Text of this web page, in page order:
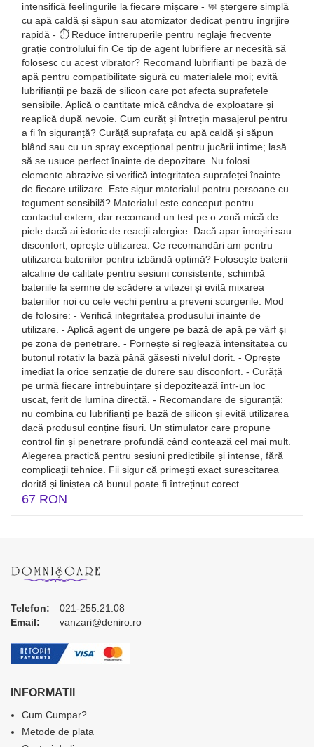
intensifică feelingurile la fiecare mișcare - 🧼 ștergere simplă
cu apă caldă și săpun sau atomizator dedicat pentru îngrijire
rapidă - ⏱️ Reduce întreruperile pentru reglaje frecvente
grație controlului fin Ce tip de agent lubrifiere ar necesită să
folosesc cu acest vibrator? Recomand lubrifianți pe bază de
apă pentru compatibilitate sigură cu materialele moi; evită
lubrifianții pe bază de silicon care pot afecta suprafețele
sensibile. Aplică o cantitate mică cândva de exploatare și
reaplică după nevoie. Cum curăț și întrețin masajerul pentru
a fi în siguranță? Curăță suprafața cu apă caldă și săpun
blând sau cu un spray excepțional pentru jucării intime; lasă
să se usuce perfect înainte de depozitare. Nu folosi
elemente abrazive și verifică integritatea suprafeței înainte
de fiecare utilizare. Este sigur materialul pentru persoane cu
tegument sensibilă? Materialul este conceput pentru
contactul extern, dar recomand un test pe o zonă mică de
piele dacă ai istoric de reacții alergice. Dacă apar înroșiri sau
disconfort, oprește utilizarea. Ce recomandări am pentru
utilizarea bateriilor pentru izbândă optimă? Folosește baterii
alcaline de calitate pentru sesiuni consistente; schimbă
bateriile la semne de scădere a vitezei și evită mixarea
bateriilor noi cu cele vechi pentru a preveni scurgerile. Mod
de folosire: - Verifică integritatea produsului înainte de
utilizare. - Aplică agent de ungere pe bază de apă pe vârf și
pe zona de penetrare. - Pornește și reglează intensitatea cu
butonul rotativ la bază până găsești nivelul dorit. - Oprește
imediat la orice senzație de durere sau disconfort. - Curăță
pe urmă fiecare întrebuințare și depozitează într-un loc
uscat, ferit de lumina directă. - Recomandare de siguranță:
nu combina cu lubrifianți pe bază de silicon și evită utilizarea
dacă produsul conține fisuri. Un stimulator care propune
control fin și penetrare profundă când contează cel mai mult.
Alegerea practică pentru sesiuni predictibile și intense, fără
complicații tehnice. Fii sigur că primești exact surescitarea
dorită și liniștea că bunul poate fi întreținut corect.
67 RON
Telefon:
021-255.21.08
Email:
vanzari@deniro.ro
INFORMATII
Cum Cumpar?
Metode de plata